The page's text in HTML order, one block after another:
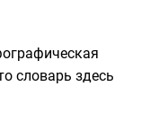
словарь здесь